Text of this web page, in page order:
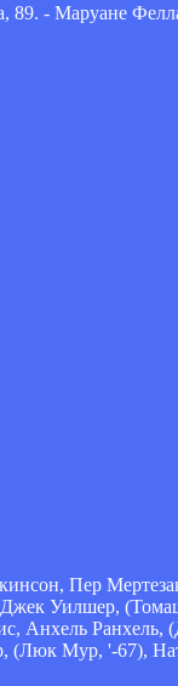
89. - Маруане
Пер
Джек Уилшер,
Анхель
(Люк Мур, '-67),